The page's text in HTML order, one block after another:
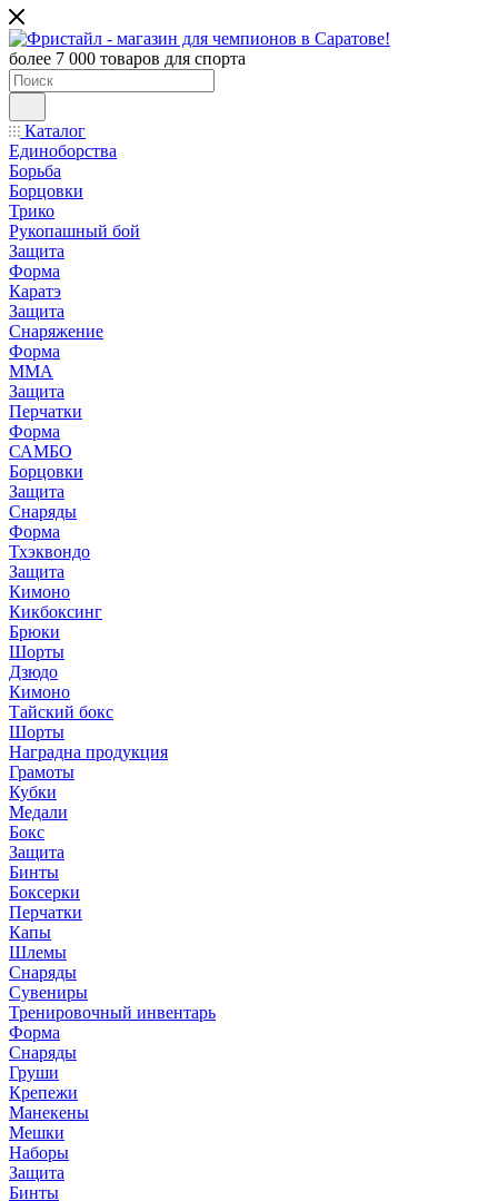
более 7 000 товаров для спорта
Каталог
Единоборства
Борьба
Борцовки
Трико
Рукопашный бой
Защита
Форма
Каратэ
Защита
Снаряжение
Форма
ММА
Защита
Перчатки
Форма
САМБО
Борцовки
Защита
Снаряды
Форма
Тхэквондо
Защита
Кимоно
Кикбоксинг
Брюки
Шорты
Дзюдо
Кимоно
Тайский бокс
Шорты
Наградна продукция
Грамоты
Кубки
Медали
Бокс
Защита
Бинты
Боксерки
Перчатки
Капы
Шлемы
Снаряды
Сувениры
Тренировочный инвентарь
Форма
Снаряды
Груши
Крепежи
Манекены
Мешки
Наборы
Защита
Бинты